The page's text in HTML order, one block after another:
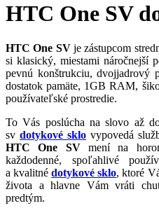
HTC One SV
HTC One SVje zástupcom
si klasický, miestami náročnejší
pevnú konštrukciu, dvojjadrový
dostatok pamäte, 1GB RAM,
používateľské prostredie.
To Vás poslúcha na slovo až
sv dotykové sklo vypovedá
HTC One SVmení na
každodenné, spoľahlivé
a kvalitnédotykové sklo, ktoré
života a hlavne Vám vráti
predtým.